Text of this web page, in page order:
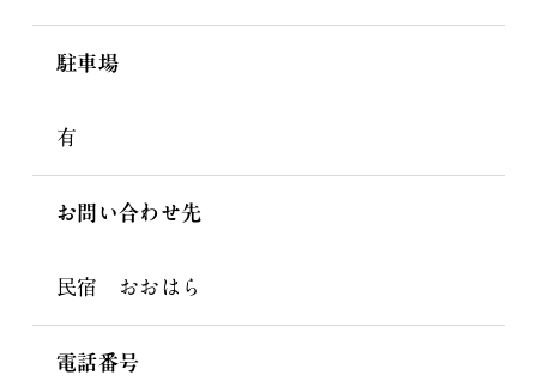
駐車場
有
お問い合わせ先
民宿 おおはら
電話番号